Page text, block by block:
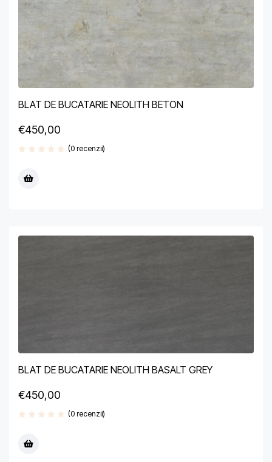
BLAT DE BUCATARIE NEOLITH BETON
€450,00
(0 recenzii)
BLAT DE BUCATARIE NEOLITH BASALT GREY
€450,00
(0 recenzii)